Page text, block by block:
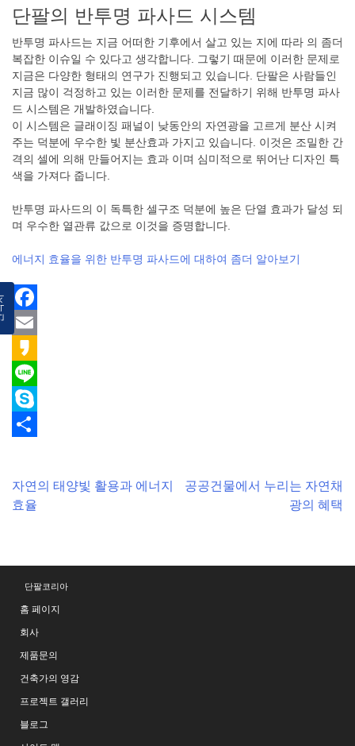
단팔의 반투명 파사드 시스템
반투명 파사드는 지금 어떠한 기후에서 살고 있는 지에 따라 의 좀더
복잡한 이슈일 수 있다고 생각합니다. 그렇기 때문에 이러한 문제로
지금은 다양한 형태의 연구가 진행되고 있습니다. 단팔은 사람들인
지금 많이 걱정하고 있는 이러한 문제를 전달하기 위해 반투명 파사
드 시스템은 개발하였습니다.
이 시스템은 글래이징 패널이 낮동안의 자연광을 고르게 분산 시켜
주는 덕분에 우수한 빛 분산효과 가지고 있습니다. 이것은 조밀한 간
격의 셀에 의해 만들어지는 효과 이며 심미적으로 뛰어난 디자인 특
색을 가져다 줍니다.
반투명 파사드의 이 독특한 셀구조 덕분에 높은 단열 효과가 달성 되
며 우수한 열관류 값으로 이것을 증명합니다.
에너지 효율을 위한 반투명 파사드에 대하여 좀더 알아보기
Facebook
Email
Kakao
Line
Skype
Post
navigation
자연의 태양빛 활용과 에너지
효율
공공건물에서 누리는 자연채
광의 혜택
단팔코리아
홈 페이지
회사
제품문의
건축가의 영감
프로젝트 갤러리
블로그